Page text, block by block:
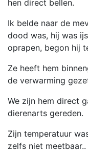
hen direct bellen.
Ik belde naar de
dood was, hij was
oprapen, begon hij
Ze heeft hem
de verwarming
We zijn hem direct
dierenarts gereden.
Zijn temperatuur
zelfs niet